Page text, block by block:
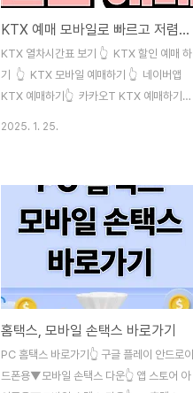
KTX 예매 모바일로 빠르고 저렴하게 하는 방법
KTX 열차시간표 보기 👆 KTX 할인 예매 하
기 👆 KTX 모바일 예매하기 👆 네이버앱
KTX 예매하기👆 카카오T KTX 예매하기
기 바랍니다. 예전에는 코레일 회원 가입해야
만 코레일 홈페이지나 코레일톡 모바일 앱에
서 예매가 가능했지만, 지금은 코레일 회원이
아닌 분들도 온라인 예매를 할 수 있습니
다. 바로 평소 자주 사용하는 스마트폰 네이
버 또는 카카오T 어플에서 아주 쉽게 구매할
수 있습니다. 단지, 주의할 점은 1. 네이버에
서 예매하는 경우는 결제는 네이버 페이 간편
결제로만 가능하고, 카카오 T 에서는 카카
2025. 1. 25.
홈택스, 모바일 손택스 바로가기
PC 홈택스 바로가기👆 구글 플레이 안드로이
드폰용▼모바일 손택스 다운👆 앱 스토어 아